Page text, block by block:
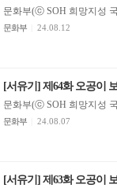
문화부(ⓒ SOH 희망지성
문화부 24.08.12
[서유기] 제64화 오공이
문화부(ⓒ SOH 희망지성
문화부 24.08.07
[서유기] 제63화 오공이